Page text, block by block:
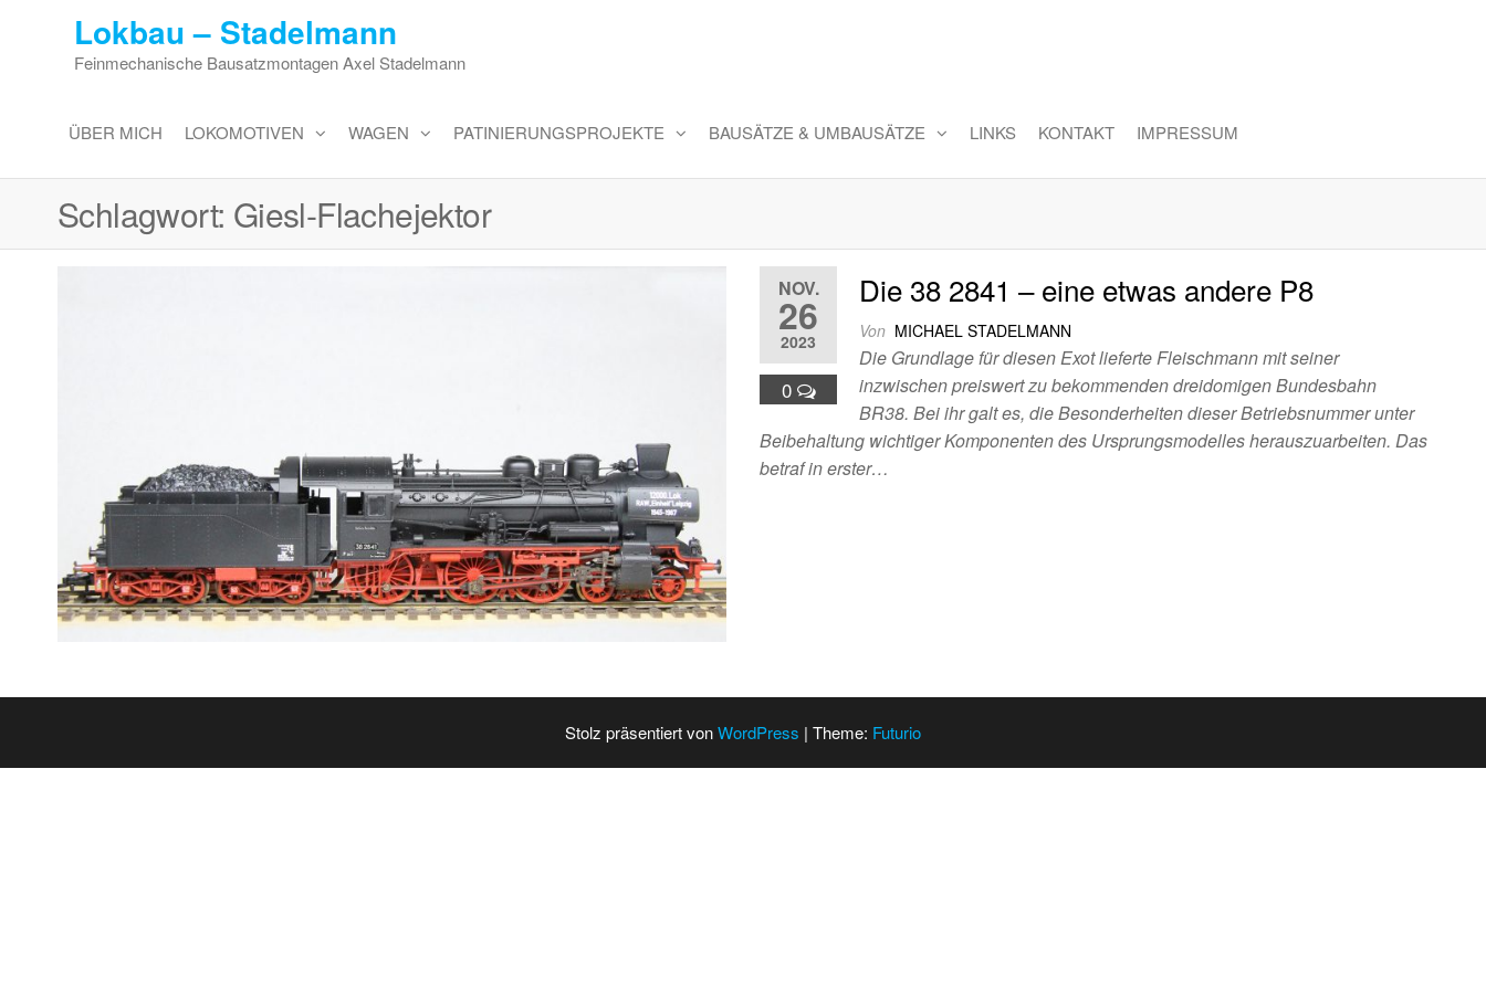
Lokbau – Stadelmann
Feinmechanische Bausatzmontagen Axel Stadelmann
ÜBER MICH LOKOMOTIVEN WAGEN PATINIERUNGSPROJEKTE BAUSÄTZE & UMBAUSÄTZE LINKS KONTAKT IMPRESSUM
Schlagwort: Giesl-Flachejektor
NOV.
26
2023
0
Die 38 2841 – eine etwas andere P8
Von MICHAEL STADELMANN
Die Grundlage für diesen Exot lieferte Fleischmann mit seiner
inzwischen preiswert zu bekommenden dreidomigen Bundesbahn
BR38. Bei ihr galt es, die Besonderheiten dieser Betriebsnummer unter
Beibehaltung wichtiger Komponenten des Ursprungsmodelles herauszuarbeiten. Das
betraf in erster…
Stolz präsentiert vonWordPress | Theme: Futurio